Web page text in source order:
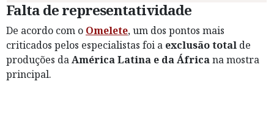
Falta de representatividade
De acordo com o Omelete, um dos pontos mais
criticados pelos especialistas foi a exclusão total de
produções daAmérica Latina e da Áfricana mostra
principal.